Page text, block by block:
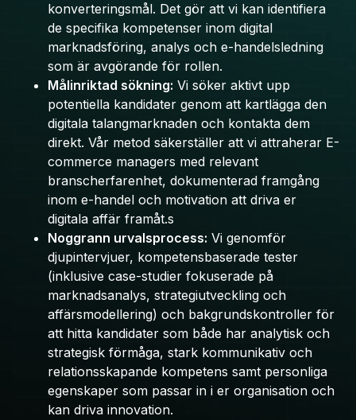
konverteringsmål. Det gör att vi kan identifiera
de specifika kompetenser inom digital
marknadsföring, analys och e-handelsledning
som är avgörande för rollen.
Målinriktad sökning: Vi söker aktivt upp
potentiella kandidater genom att kartlägga den
digitala talangmarknaden och kontakta dem
direkt. Vår metod säkerställer att vi attraherar E-
commerce managers med relevant
branscherfarenhet, dokumenterad framgång
inom e-handel och motivation att driva er
digitala affär framåt.s
Noggrann urvalsprocess: Vi genomför
djupintervjuer, kompetensbaserade tester
(inklusive case-studier fokuserade på
marknadsanalys, strategiutveckling och
affärsmodellering) och bakgrundskontroller för
att hitta kandidater som både har analytisk och
strategisk förmåga, stark kommunikativ och
relationsskapande kompetens samt personliga
egenskaper som passar in i er organisation och
kan driva innovation.